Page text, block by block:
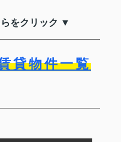
をクリック ▼
貸物件一覧